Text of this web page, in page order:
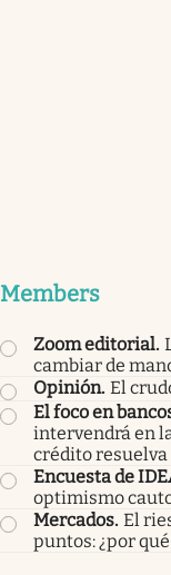
Members
Zoom editorial.
cambiar de
Opinión. El
El foco en
intervendrá en
crédito
Encuesta de
optimismo
Mercados. El
puntos: ¿por